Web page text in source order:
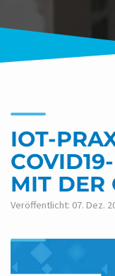
IOT-
MIT DER
Veröffentlicht: 07. Dez.